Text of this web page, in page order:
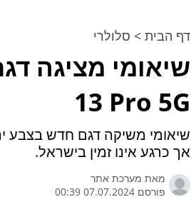
דף הבית > סלולרי
13 Pro 5G
אך כרגע אינו זמין בישראל.
מאת מערכת אתר
פורסם 07.07.2024 00:39